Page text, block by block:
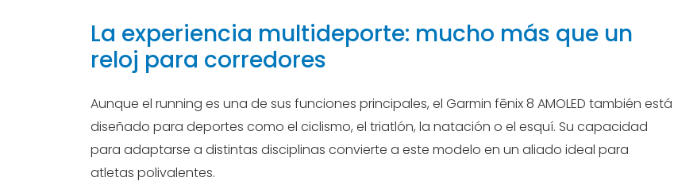
La experiencia multideporte: mucho más que un
reloj para corredores
Aunque el running es una de sus funciones principales, el Garmin fēnix 8 AMOLED también está
diseñado para deportes como el ciclismo, el triatlón, la natación o el esquí. Su capacidad
para adaptarse a distintas disciplinas convierte a este modelo en un aliado ideal para
atletas polivalentes.